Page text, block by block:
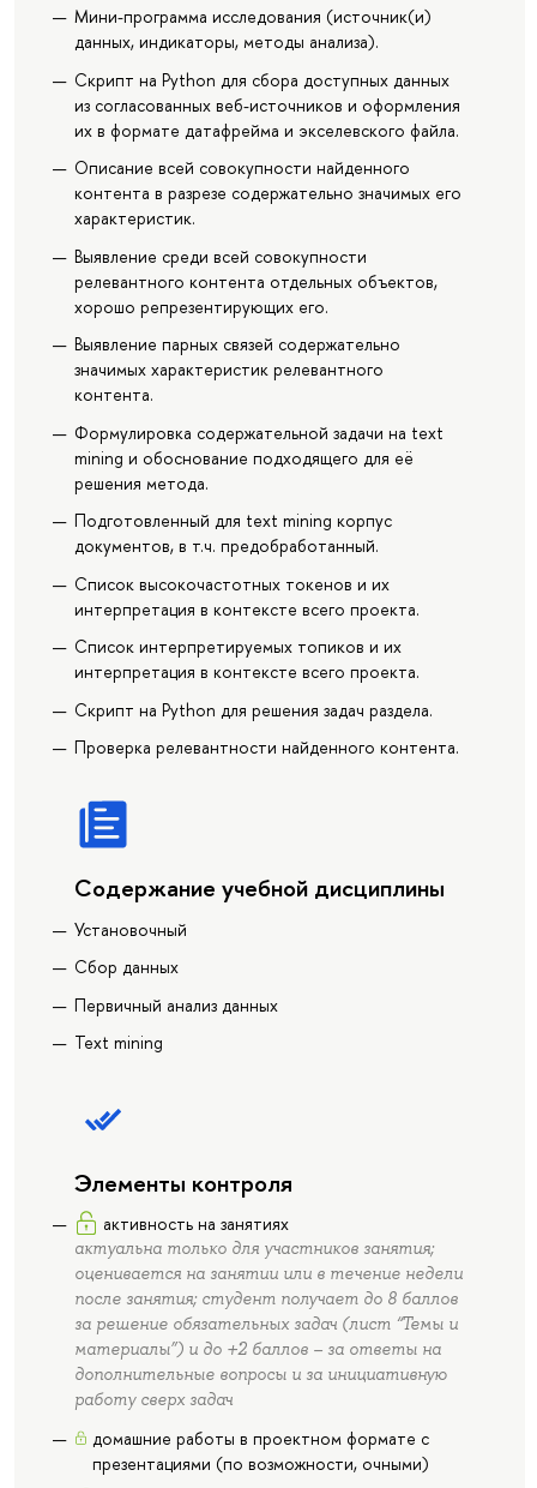
Мини-программа исследования (источник(и)
данных, индикаторы, методы анализа).
Скрипт на Python для сбора доступных данных
из согласованных веб-источников и оформления
их в формате датафрейма и экселевского файла.
Описание всей совокупности найденного
контента в разрезе содержательно значимых его
характеристик.
Выявление среди всей совокупности
релевантного контента отдельных объектов,
хорошо репрезентирующих его.
Выявление парных связей содержательно
значимых характеристик релевантного
контента.
Формулировка содержательной задачи на text
mining и обоснование подходящего для её
решения метода.
Подготовленный для text mining корпус
документов, в т.ч. предобработанный.
Список высокочастотных токенов и их
интерпретация в контексте всего проекта.
Список интерпретируемых топиков и их
интерпретация в контексте всего проекта.
Скрипт на Python для решения задач раздела.
Проверка релевантности найденного контента.
Содержание учебной дисциплины
Установочный
Сбор данных
Первичный анализ данных
Text mining
Элементы контроля
активность на занятиях
актуальна только для участников занятия;
оценивается на занятии или в течение недели
после занятия; студент получает до 8 баллов
за решение обязательных задач (лист “Темы и
материалы”) и до +2 баллов – за ответы на
дополнительные вопросы и за инициативную
работу сверх задач
домашние работы в проектном формате с
презентациями (по возможности, очными)